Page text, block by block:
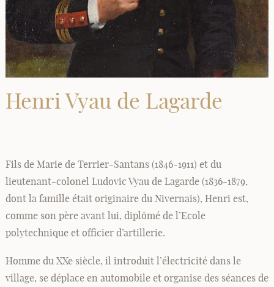
Henri Vyau de Lagarde
Fils de Marie de Terrier-Santans (1846-1911) et du
lieutenant-colonel Ludovic Vyau de Lagarde (1836-1879,
dont la famille était originaire du Nivernais), Henri est,
comme son père avant lui, diplômé de l’Ecole
polytechnique et officier d’artillerie.
Homme du XXe siècle, il introduit l’électricité dans le
village, se déplace en automobile et organise des séances de